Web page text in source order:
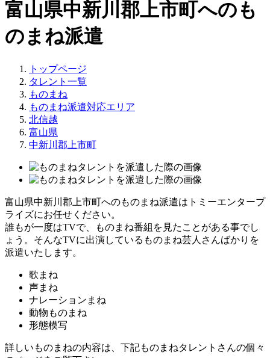
富山県中新川郡上市町へのも
のまね派遣
トップページ
タレント一覧
ものまね
ものまね派遣対応エリア
北信越
富山県
中新川郡上市町
富山県中新川郡上市町へのものまね派遣はトミーエンタープ
ライズにお任せください。
誰もが一度はTVで、ものまね番組を見たことがある事でし
ょう。そんなTVに出演しているものまね芸人さんばかりを
派遣いたします。
歌まね
声まね
ナレーションまね
動物ものまね
形態模写
詳しいものまねの内容は、下記ものまねタレントさんの個々